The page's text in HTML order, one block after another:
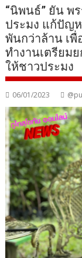
“นิพนธ์” ยัน พ
ประมง แก้ปัญ
พันกว่าล้าน เ
ทำงานเตรียม
ให้ชาวประมง
06/01/2023